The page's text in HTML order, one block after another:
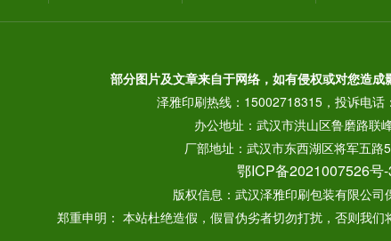
部分图片及文章来自于网络，如有侵权或对您造成
泽雅印刷热线：15002718315，投诉电话
办公地址：武汉市洪山区鲁磨路联
厂部地址：武汉市东西湖区将军五路
鄂ICP备2021007526号-
版权信息：武汉泽雅印刷包装有限公司
郑重申明： 本站杜绝造假，假冒伪劣者切勿打扰，否则我